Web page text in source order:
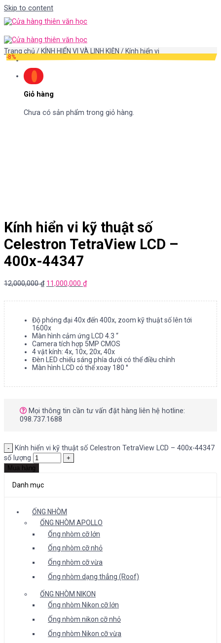
Skip to content
Giỏ hàng
Chưa có sản phẩm trong giỏ hàng.
Trang chủ / KÍNH HIỂN VI VÀ LINH KIỆN / Kính hiển vi
-8%
Kính hiển vi kỹ thuật số
Celestron TetraView LCD –
400x-44347
12,000,000₫ 11,000,000 ₫
Độ phóng đại 40x đến 400x, zoom kỹ thuật số lên tới
1600x
Màn hình cảm ứng LCD 4.3 “
Camera tích hợp 5MP CMOS
4 vật kính: 4x, 10x, 20x, 40x
Đèn LED chiếu sáng phía dưới có thể điều chỉnh
Màn hình LCD có thể xoay 180 °
Mọi thông tin cần tư vấn đặt hàng liên hệ hotline:
098.737.1688
Kính hiển vi kỹ thuật số Celestron TetraView LCD – 400x-44347
số lượng
Mua hàng
Danh mục
ỐNG NHÒM
ỐNG NHÒM APOLLO
Ống nhòm cỡ lớn
Ống nhòm cỡ nhỏ
Ống nhòm cỡ vừa
Ống nhòm dạng thẳng (Roof)
ỐNG NHÒM NIKON
Ống nhòm Nikon cỡ lớn
Ống nhòm nikon cỡ nhỏ
Ống nhòm Nikon cỡ vừa